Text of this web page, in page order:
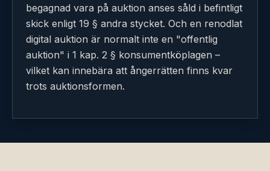
begagnad vara på auktion anses såld i befintligt
skick enligt 19 § andra stycket. Och en renodlat
digital auktion är normalt inte en "offentlig
auktion" i 1 kap. 2 § konsumentköplagen –
vilket kan innebära att ångerrätten finns kvar
trots auktionsformen.